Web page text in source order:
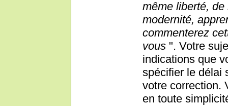
même liberté,
modernité,
commenterez
vous ". Votre
indications que
spécifier le délai
votre correction.
en toute